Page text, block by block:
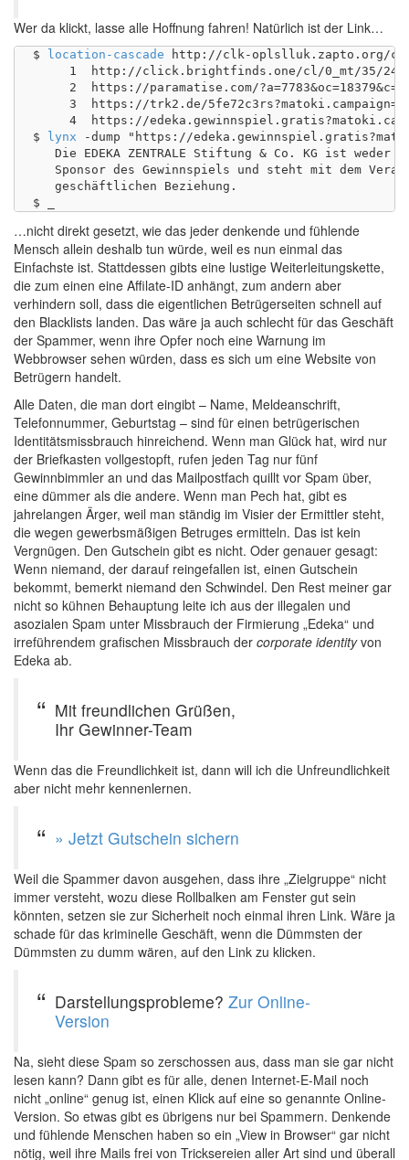
Wer da klickt, lasse alle Hoffnung fahren! Natürlich ist der Link…
$ location-cascade http://clk-oplslluk.zapto.org/cl/
     1	http://click.brightfinds.one/cl/0_mt/35/24/917/0/0
     2	https://paramatise.com/?a=7783&oc=18379&c=49903&m=3&s1=35&s2=0_0&s3=0_0_24_6666_mt
     3	https://trk2.de/5fe72c3rs?matoki.campaign=$1&matoki.data.affiliate=7783&matoki.data.click_i_d=403569531
     4	https://edeka.gewinnspiel.gratis?matoki.campaign=382&matoki.data.affiliate=7783&matoki.data.click_i_d=403569531
$
lynx -dump "https://
Die EDEKA ZENTRALE Stiftung & Co. KG ist weder
Sponsor des Gewinnspiels und steht mit dem
   geschäftlichen Beziehung.
…nicht direkt gesetzt, wie das jeder denkende und fühlende
Mensch allein deshalb tun würde, weil es nun einmal das
Einfachste ist. Stattdessen gibts eine lustige Weiterleitungskette,
die zum einen eine Affilate-ID anhängt, zum andern aber
verhindern soll, dass die eigentlichen Betrügerseiten schnell auf
den Blacklists landen. Das wäre ja auch schlecht für das Geschäft
der Spammer, wenn ihre Opfer noch eine Warnung im
Webbrowser sehen würden, dass es sich um eine Website von
Betrügern handelt.
Alle Daten, die man dort eingibt – Name, Meldeanschrift,
Telefonnummer, Geburtstag – sind für einen betrügerischen
Identitätsmissbrauch hinreichend. Wenn man Glück hat, wird nur
der Briefkasten vollgestopft, rufen jeden Tag nur fünf
Gewinnbimmler an und das Mailpostfach quillt vor Spam über,
eine dümmer als die andere. Wenn man Pech hat, gibt es
jahrelangen Ärger, weil man ständig im Visier der Ermittler steht,
die wegen gewerbsmäßigen Betruges ermitteln. Das ist kein
Vergnügen. Den Gutschein gibt es nicht. Oder genauer gesagt:
Wenn niemand, der darauf reingefallen ist, einen Gutschein
bekommt, bemerkt niemand den Schwindel. Den Rest meiner gar
nicht so kühnen Behauptung leite ich aus der illegalen und
asozialen Spam unter Missbrauch der Firmierung „Edeka“ und
irreführendem grafischen Missbrauch der corporate identityvon
Edeka ab.
Mit freundlichen Grüßen,
Ihr Gewinner-Team
Wenn das die Freundlichkeit ist, dann will ich die Unfreundlichkeit
aber nicht mehr kennenlernen.
» Jetzt Gutschein sichern
Weil die Spammer davon ausgehen, dass ihre „Zielgruppe“ nicht
immer versteht, wozu diese Rollbalken am Fenster gut sein
könnten, setzen sie zur Sicherheit noch einmal ihren Link. Wäre ja
schade für das kriminelle Geschäft, wenn die Dümmsten der
Dümmsten zu dumm wären, auf den Link zu klicken.
Darstellungsprobleme? Zur Online-
Version
Na, sieht diese Spam so zerschossen aus, dass man sie gar nicht
lesen kann? Dann gibt es für alle, denen Internet-E-Mail noch
nicht „online“ genug ist, einen Klick auf eine so genannte Online-
Version. So etwas gibt es übrigens nur bei Spammern. Denkende
und fühlende Menschen haben so ein „View in Browser“ gar nicht
nötig, weil ihre Mails frei von Tricksereien aller Art sind und überall